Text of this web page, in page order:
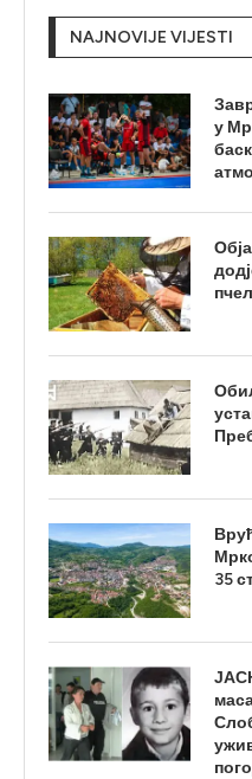
NAJNOVIJE VIJESTI
у
35